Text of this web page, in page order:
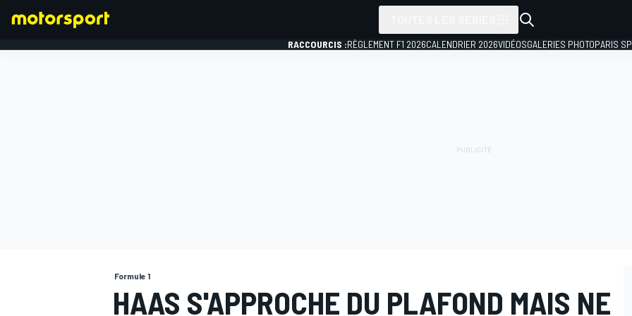
RACCOURCIS :RÈGLEMENT F1 2026CALENDRIER 2026VIDÉOSGALERIES PHOTOPARIS
Formule 1
HAAS S'APPROCHE DU PLAFOND MAIS NE